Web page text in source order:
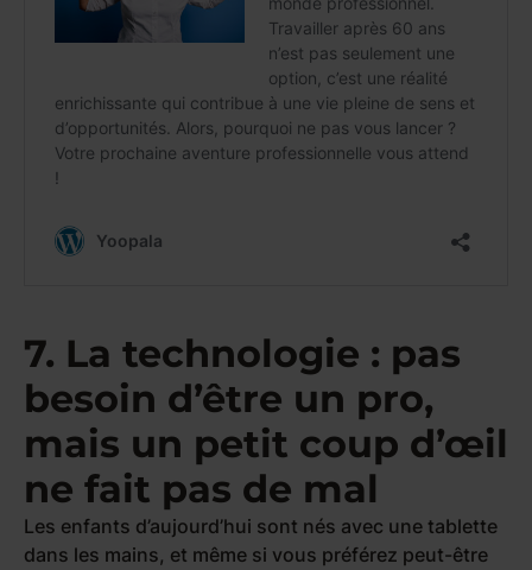
7. La technologie : pas
besoin d’être un pro,
mais un petit coup d’œil
ne fait pas de mal
Les enfants d’aujourd’hui sont nés avec une tablette
dans les mains, et même si vous préférez peut-être